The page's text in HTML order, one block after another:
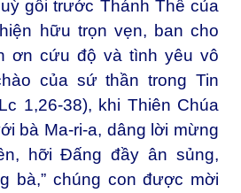
gối trước Thánh Thể của
hữu trọn vẹn, ban cho
ơn cứu độ và tình yêu vô
của sứ thần trong Tin
1,26-38), khi Thiên Chúa
bà Ma-ri-a, dâng lời mừng
hỡi Đấng đầy ân sủng,
bà,” chúng con được mời